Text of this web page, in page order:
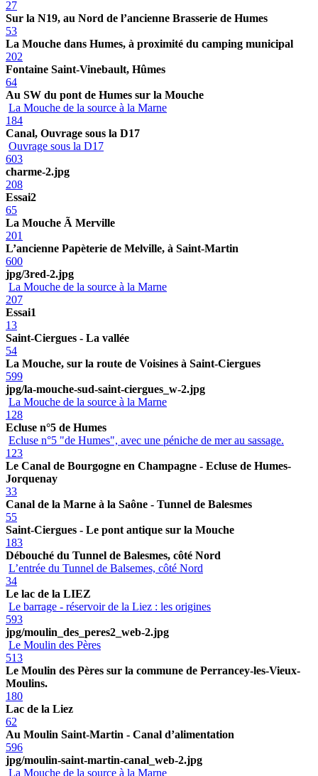
27
Sur la N19, au Nord de l’ancienne Brasserie de Humes
53
La Mouche dans Humes, à proximité du camping municipal
202
Fontaine Saint-Vinebault, Hûmes
64
Au SW du pont de Humes sur la Mouche
La Mouche de la source à la Marne
184
Canal, Ouvrage sous la D17
Ouvrage sous la D17
603
charme-2.jpg
208
Essai2
65
La Mouche Ã Merville
201
L’ancienne Papèterie de Melville, à Saint-Martin
600
jpg/3red-2.jpg
La Mouche de la source à la Marne
207
Essai1
13
Saint-Ciergues - La vallée
54
La Mouche, sur la route de Voisines à Saint-Ciergues
599
jpg/la-mouche-sud-saint-ciergues_w-2.jpg
La Mouche de la source à la Marne
128
Ecluse n°5 de Humes
Ecluse n°5 "de Humes", avec une péniche de mer au sassage.
123
Le Canal de Bourgogne en Champagne - Ecluse de Humes-
Jorquenay
33
Canal de la Marne à la Saône - Tunnel de Balesmes
55
Saint-Ciergues - Le pont antique sur la Mouche
183
Débouché du Tunnel de Balesmes, côté Nord
L’entrée du Tunnel de Balsemes, côté Nord
34
Le lac de la LIEZ
Le barrage - réservoir de la Liez : les origines
593
jpg/moulin_des_peres2_web-2.jpg
Le Moulin des Pères
513
Le Moulin des Pères sur la commune de Perrancey-les-Vieux-
Moulins.
180
Lac de la Liez
62
Au Moulin Saint-Martin - Canal d’alimentation
596
jpg/moulin-saint-martin-canal_web-2.jpg
La Mouche de la source à la Marne